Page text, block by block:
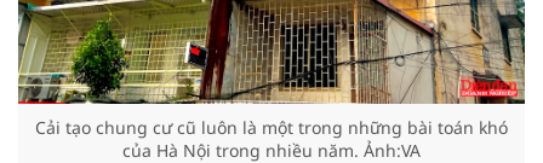
Cải tạo chung cư cũ luôn là một trong những bài toán khó
của Hà Nội trong nhiều năm. Ảnh:VA